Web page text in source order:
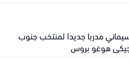
مدربا جديدا لمنتخب جنوب
هوغو بروس